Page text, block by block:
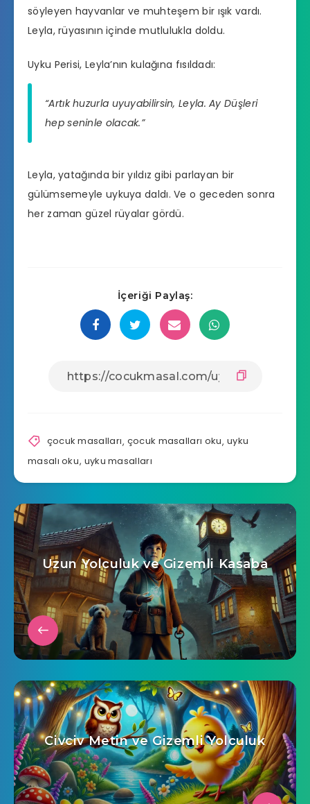
söyleyen hayvanlar ve muhteşem bir ışık vardı.
Leyla, rüyasının içinde mutlulukla doldu.
Uyku Perisi, Leyla’nın kulağına fısıldadı:
“Artık huzurla uyuyabilirsin, Leyla. Ay Düşleri
hep seninle olacak.”
Leyla, yatağında bir yıldız gibi parlayan bir
gülümsemeyle uykuya daldı. Ve o geceden sonra
her zaman güzel rüyalar gördü.
İçeriği Paylaş:
çocuk masalları, çocuk masalları oku,uyku
masalı oku, uyku masalları
Uzun Yolculuk ve Gizemli Kasaba
Civciv Metin ve Gizemli Yolculuk